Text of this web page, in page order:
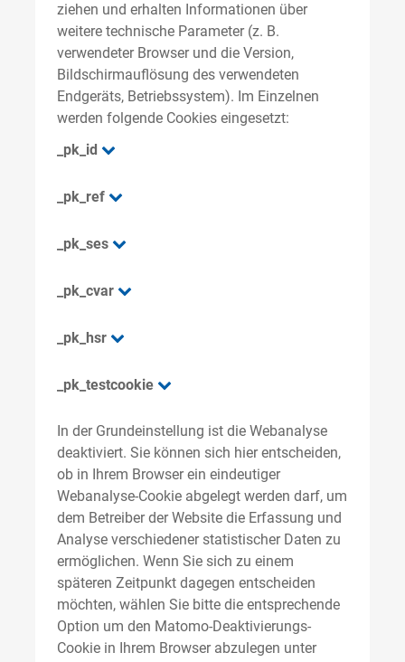
ziehen und erhalten Informationen über
weitere technische Parameter (z. B.
verwendeter Browser und die Version,
Bildschirmauflösung des verwendeten
Endgeräts, Betriebssystem). Im Einzelnen
werden folgende Cookies eingesetzt:
_pk_id
_pk_ref
_pk_ses
_pk_cvar
_pk_hsr
_pk_testcookie
In der Grundeinstellung ist die Webanalyse
deaktiviert. Sie können sich hier entscheiden,
ob in Ihrem Browser ein eindeutiger
Webanalyse-Cookie abgelegt werden darf, um
dem Betreiber der Website die Erfassung und
Analyse verschiedener statistischer Daten zu
ermöglichen. Wenn Sie sich zu einem
späteren Zeitpunkt dagegen entscheiden
möchten, wählen Sie bitte die entsprechende
Option um den Matomo-Deaktivierungs-
Cookie in Ihrem Browser abzulegen unter